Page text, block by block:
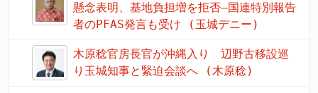
懸念表明、基地負担増を拒否―国連特別報告
者のPFAS発言も受け (玉城デニー)
木原稔官房長官が沖縄入り 辺野古移設巡
り玉城知事と緊迫会談へ (木原稔)